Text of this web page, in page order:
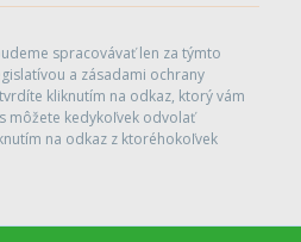
spracovávať len za týmto
a zásadami ochrany
kliknutím na odkaz, ktorý vám
môžete kedykoľvek odvolať
na odkaz z ktoréhokoľvek